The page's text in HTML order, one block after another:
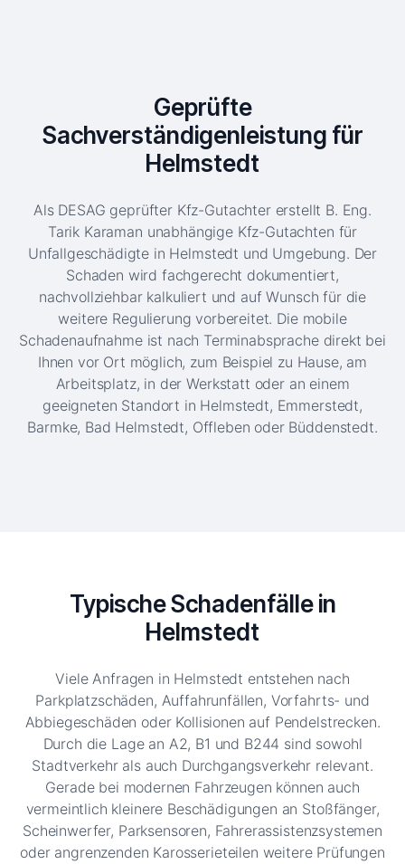
Geprüfte
Sachverständigenleistung für
Helmstedt
Als DESAG geprüfter Kfz-Gutachter erstellt B. Eng.
Tarik Karaman unabhängige Kfz-Gutachten für
Unfallgeschädigte in Helmstedt und Umgebung. Der
Schaden wird fachgerecht dokumentiert,
nachvollziehbar kalkuliert und auf Wunsch für die
weitere Regulierung vorbereitet. Die mobile
Schadenaufnahme ist nach Terminabsprache direkt bei
Ihnen vor Ort möglich, zum Beispiel zu Hause, am
Arbeitsplatz, in der Werkstatt oder an einem
geeigneten Standort in Helmstedt, Emmerstedt,
Barmke, Bad Helmstedt, Offleben oder Büddenstedt.
Typische Schadenfälle in
Helmstedt
Viele Anfragen in Helmstedt entstehen nach
Parkplatzschäden, Auffahrunfällen, Vorfahrts- und
Abbiegeschäden oder Kollisionen auf Pendelstrecken.
Durch die Lage an A2, B1 und B244 sind sowohl
Stadtverkehr als auch Durchgangsverkehr relevant.
Gerade bei modernen Fahrzeugen können auch
vermeintlich kleinere Beschädigungen an Stoßfänger,
Scheinwerfer, Parksensoren, Fahrerassistenzsystemen
oder angrenzenden Karosserieteilen weitere Prüfungen